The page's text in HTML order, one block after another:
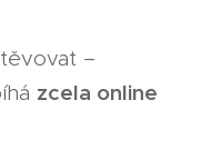
–
zcela online